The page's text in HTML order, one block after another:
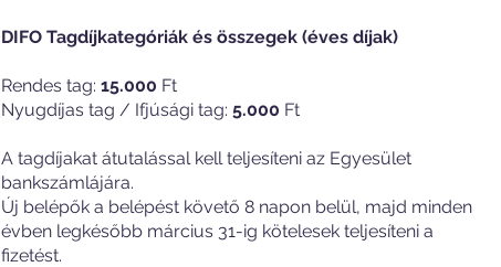
DIFO Tagdíjkategóriák és összegek (éves díjak)
Rendes tag: 15.000 Ft
Nyugdíjas tag / Ifjúsági tag: 5.000 Ft
A tagdíjakat átutalással kell teljesíteni az Egyesület
bankszámlájára.
Új belépők a belépést követő 8 napon belül, majd minden
évben legkésőbb március 31-ig kötelesek teljesíteni a
fizetést.